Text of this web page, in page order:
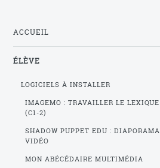
ACCUEIL
ÉLÈVE
LOGICIELS À INSTALLER
IMAGEMO : TRAVAILLER LE LEXIQUE
(C1-2)
SHADOW PUPPET EDU : DIAPORAMA
VIDÉO
MON ABÉCÉDAIRE MULTIMÉDIA